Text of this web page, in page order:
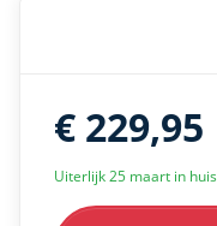
€ 229,95
Uiterlijk 25 maart in huis